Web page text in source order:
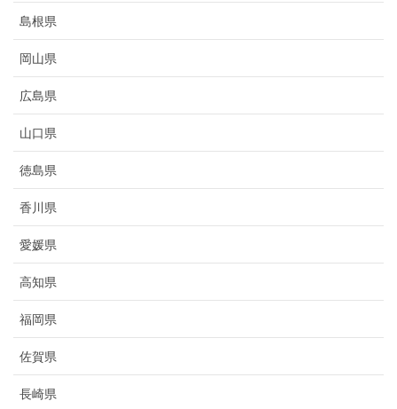
島根県
岡山県
広島県
山口県
徳島県
香川県
愛媛県
高知県
福岡県
佐賀県
長崎県